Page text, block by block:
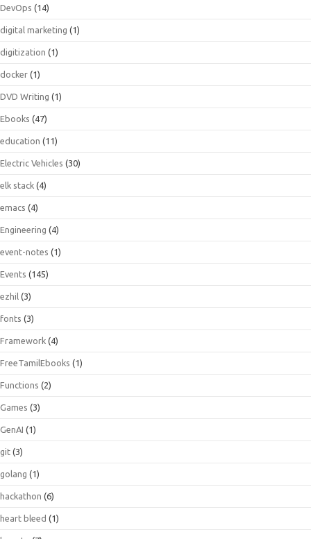
DevOps (14)
digital marketing (1)
digitization (1)
docker (1)
DVD Writing (1)
Ebooks (47)
education (11)
Electric Vehicles (30)
elk stack (4)
emacs (4)
Engineering (4)
event-notes (1)
Events (145)
ezhil (3)
fonts (3)
Framework (4)
FreeTamilEbooks (1)
Functions (2)
Games (3)
GenAI (1)
git (3)
golang (1)
hackathon (6)
heart bleed (1)